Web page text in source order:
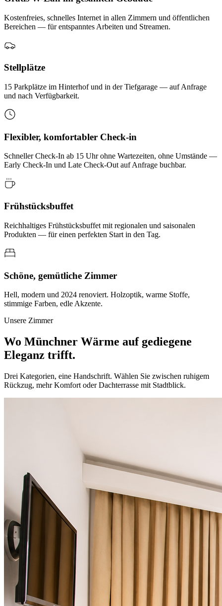
Kostenfreies, schnelles Internet in allen Zimmern und öffentlichen
Bereichen — für entspanntes Arbeiten und Streamen.
Stellplätze
15 Parkplätze im Hinterhof und in der Tiefgarage — auf Anfrage
und nach Verfügbarkeit.
Flexibler, komfortabler Check-in
Schneller Check-In ab 15 Uhr ohne Wartezeiten, ohne Umstände —
Early Check-In und Late Check-Out auf Anfrage buchbar.
Frühstücksbuffet
Reichhaltiges Frühstücksbuffet mit regionalen und saisonalen
Produkten — für einen perfekten Start in den Tag.
Schöne, gemütliche Zimmer
Hell, modern und 2024 renoviert. Holzoptik, warme Stoffe,
stimmige Farben, edle Akzente.
Unsere Zimmer
Wo Münchner Wärme auf gediegene
Eleganz trifft.
Drei Kategorien, eine Handschrift. Wählen Sie zwischen ruhigem
Rückzug, mehr Komfort oder Dachterrasse mit Stadtblick.